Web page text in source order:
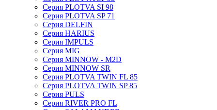
Серия PLOTVA SI 98
Серия PLOTVA SP 71
Серия DELFIN
Серия HARIUS
Серия IMPULS
Серия MIG
Серия MINNOW - M2D
Серия MINNOW SR
Серия PLOTVA TWIN FL 85
Серия PLOTVA TWIN SP 85
Серия PULS
Серия RIVER PRO FL